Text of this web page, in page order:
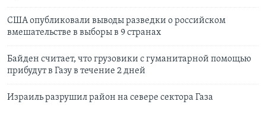
США опубликовали выводы разведки о российском
вмешательстве в выборы в 9 странах
Байден считает, что грузовики с гуманитарной помощью
прибудут в Газу в течение 2 дней
Израиль разрушил район на севере сектора Газа